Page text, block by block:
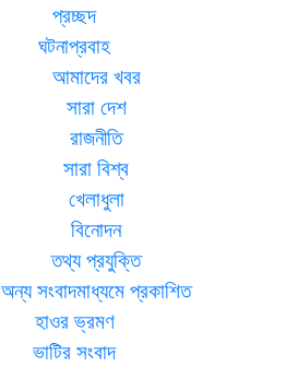
প্রচ্ছদ
ঘটনাপ্রবাহ
আমাদের খবর
সারা দেশ
রাজনীতি
সারা বিশ্ব
খেলাধুলা
বিনোদন
তথ্য প্রযুক্তি
অন্য সংবাদমাধ্যমে প্রকাশিত
হাওর ভ্রমণ
ভাটির সংবাদ